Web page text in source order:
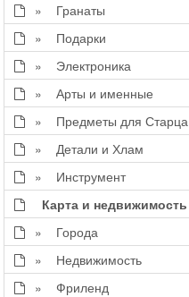
» Гранаты
» Подарки
» Электроника
» Арты и именные
» Предметы для Старца
» Детали и Хлам
» Инструмент
Карта и недвижимость
» Города
» Недвижимость
» Фриленд